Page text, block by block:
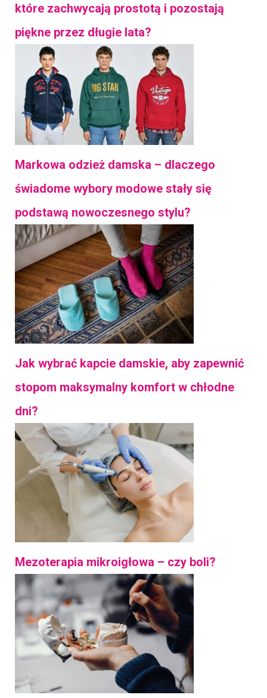
które zachwycają prostotą i pozostają
piękne przez długie lata?
Markowa odzież damska – dlaczego
świadome wybory modowe stały się
podstawą nowoczesnego stylu?
Jak wybrać kapcie damskie, aby zapewnić
stopom maksymalny komfort w chłodne
dni?
Mezoterapia mikroigłowa – czy boli?